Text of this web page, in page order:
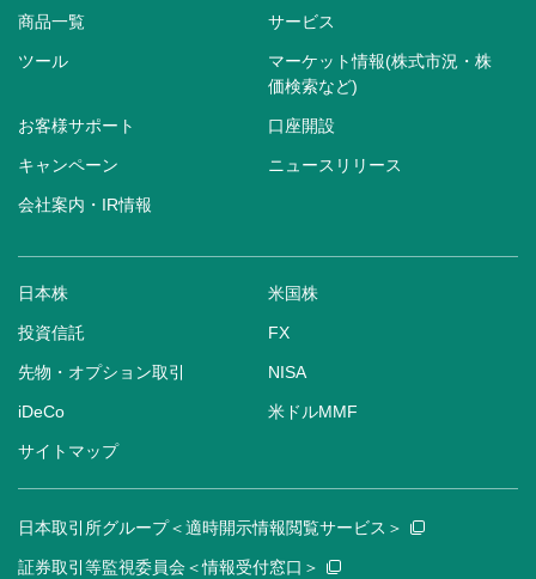
商品一覧 サービス
ツール
マーケット情報(株式市況・株
価検索など)
お客様サポート 口座開設
キャンペーン ニュースリリース
会社案内・IR情報
日本株 米国株
投資信託 FX
先物・オプション取引 NISA
iDeCo 米ドルMMF
サイトマップ
日本取引所グループ＜適時開示情報閲覧サービス＞
証券取引等監視委員会＜情報受付窓口＞